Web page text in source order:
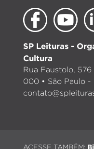
SP Leituras -
Cultura
Rua Faustolo,
000 • São Paulo -
ACESSE TAMBÉM: